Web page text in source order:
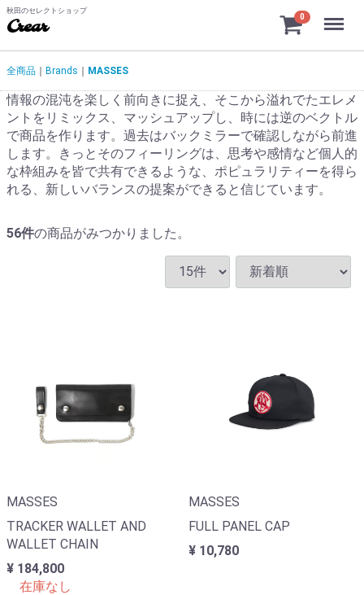
秋田のセレクトショップ
Crear
0 Menu
全商品 Brands MASSES
情報の混沌を楽しく前向きに捉え、そこから溢れでたエレメ
ントをリミックス、マッシュアップし、時には逆のベクトル
で商品を作ります。過去はバックミラーで確認しながら前進
します。きっとそのフィーリングは、思考や感情など個人的
な枠組みを皆で共有できるような、ポピュラリティーを得ら
れる、新しいバランスの提案ができると信じています。
56件の商品がみつかりました。
MASSES
TRACKER WALLET AND
WALLET CHAIN
¥ 184,800
在庫なし
MASSES
FULL PANEL CAP
¥ 10,780